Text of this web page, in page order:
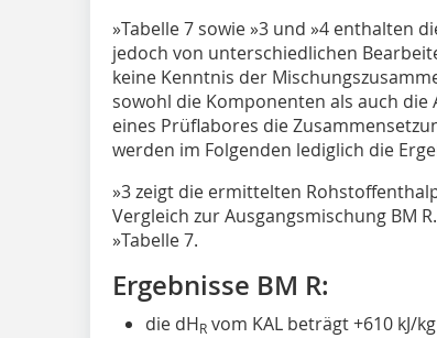
»Tabelle 7 sowie»3 und »4 enthalten
jedoch von unterschiedlichen
keine Kenntnis der
sowohl die Komponenten als auch
eines Prüflabores die
werden im Folgenden lediglich die
»3zeigt die ermittelten
Vergleich zur Ausgangsmischung BM
»Tabelle 7.
Ergebnisse BM R:
die dHR vom KAL beträgt +610 kJ/